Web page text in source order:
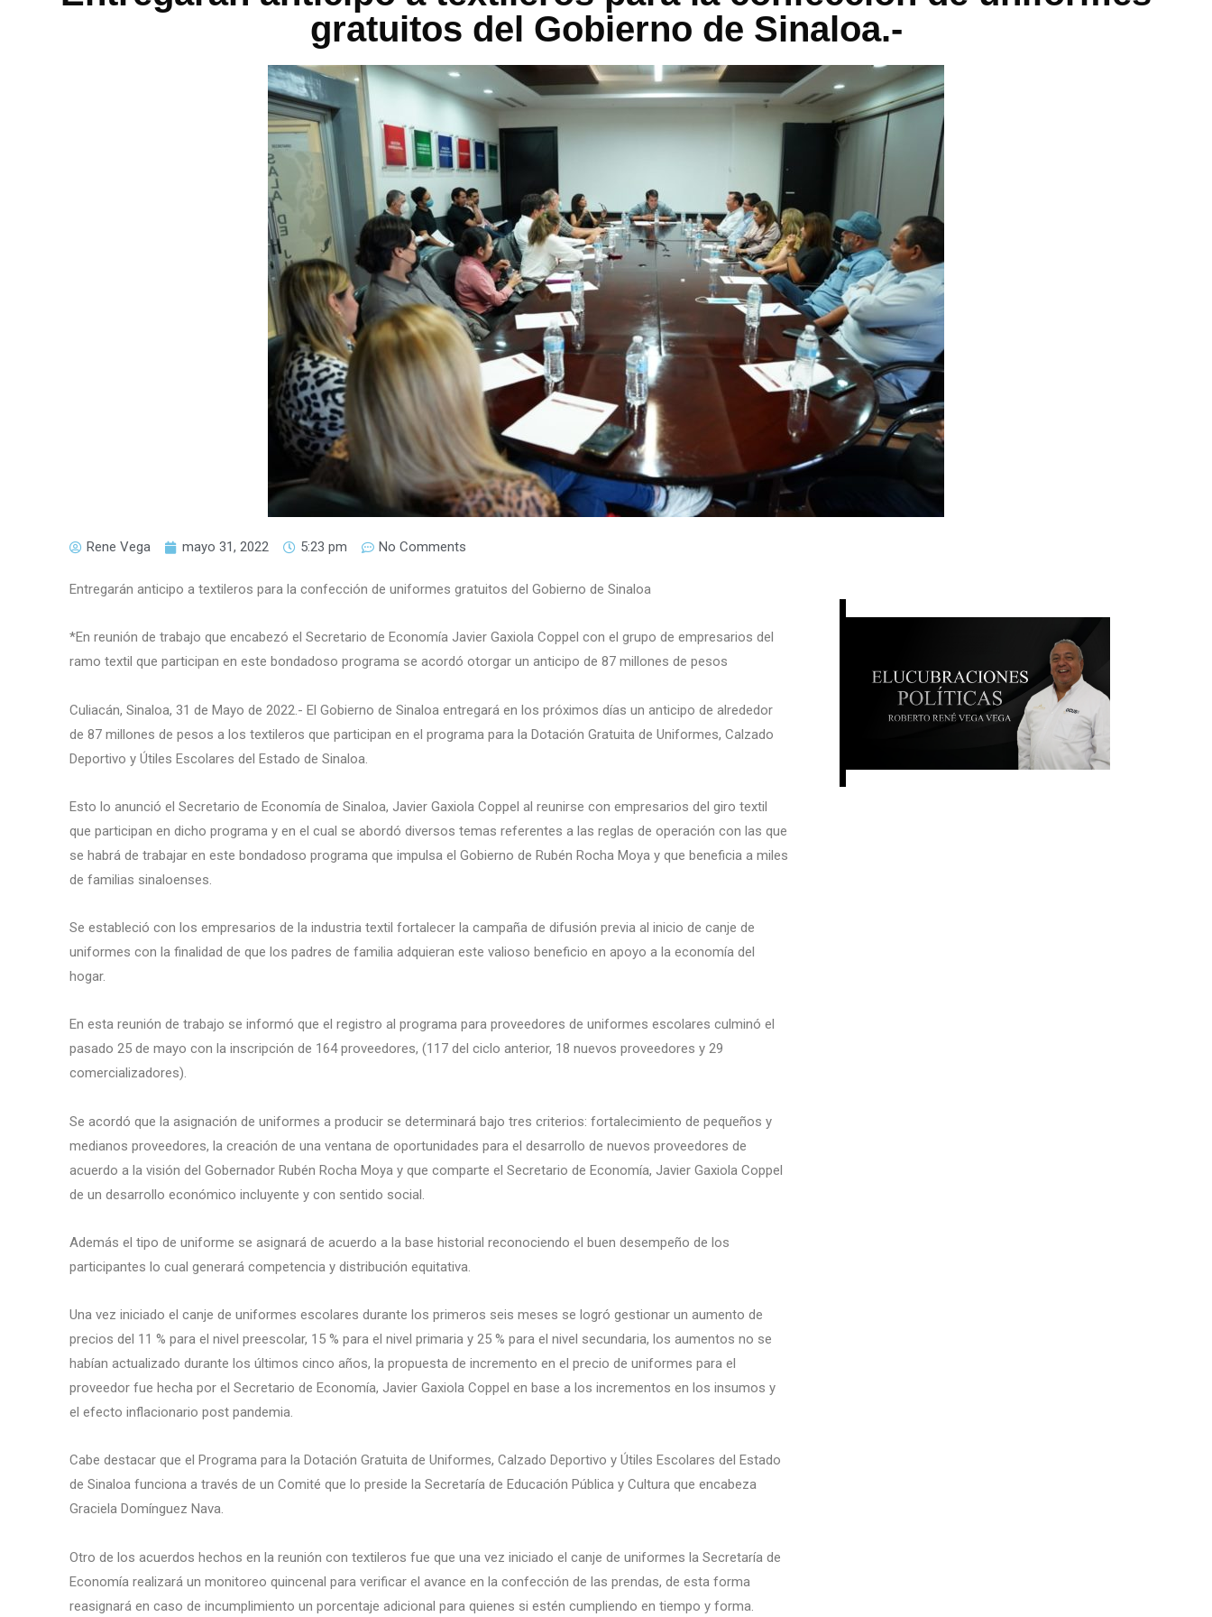
gratuitos del Gobierno de Sinaloa.-
Rene Vega mayo 31, 2022 5:23 pm No Comments
Entregarán anticipo a textileros para la confección de uniformes gratuitos del Gobierno de Sinaloa
*En reunión de trabajo que encabezó el Secretario de Economía Javier Gaxiola Coppel con el grupo de empresarios del
ramo textil que participan en este bondadoso programa se acordó otorgar un anticipo de 87 millones de pesos
Culiacán, Sinaloa, 31 de Mayo de 2022.- El Gobierno de Sinaloa entregará en los próximos días un anticipo de alrededor
de 87 millones de pesos a los textileros que participan en el programa para la Dotación Gratuita de Uniformes, Calzado
Deportivo y Útiles Escolares del Estado de Sinaloa.
Esto lo anunció el Secretario de Economía de Sinaloa, Javier Gaxiola Coppel al reunirse con empresarios del giro textil
que participan en dicho programa y en el cual se abordó diversos temas referentes a las reglas de operación con las que
se habrá de trabajar en este bondadoso programa que impulsa el Gobierno de Rubén Rocha Moya y que beneficia a miles
de familias sinaloenses.
Se estableció con los empresarios de la industria textil fortalecer la campaña de difusión previa al inicio de canje de
uniformes con la finalidad de que los padres de familia adquieran este valioso beneficio en apoyo a la economía del
hogar.
En esta reunión de trabajo se informó que el registro al programa para proveedores de uniformes escolares culminó el
pasado 25 de mayo con la inscripción de 164 proveedores, (117 del ciclo anterior, 18 nuevos proveedores y 29
comercializadores).
Se acordó que la asignación de uniformes a producir se determinará bajo tres criterios: fortalecimiento de pequeños y
medianos proveedores, la creación de una ventana de oportunidades para el desarrollo de nuevos proveedores de
acuerdo a la visión del Gobernador Rubén Rocha Moya y que comparte el Secretario de Economía, Javier Gaxiola Coppel
de un desarrollo económico incluyente y con sentido social.
Además el tipo de uniforme se asignará de acuerdo a la base historial reconociendo el buen desempeño de los
participantes lo cual generará competencia y distribución equitativa.
Una vez iniciado el canje de uniformes escolares durante los primeros seis meses se logró gestionar un aumento de
precios del 11 % para el nivel preescolar, 15 % para el nivel primaria y 25 % para el nivel secundaria, los aumentos no se
habían actualizado durante los últimos cinco años, la propuesta de incremento en el precio de uniformes para el
proveedor fue hecha por el Secretario de Economía, Javier Gaxiola Coppel en base a los incrementos en los insumos y
el efecto inflacionario post pandemia.
Cabe destacar que el Programa para la Dotación Gratuita de Uniformes, Calzado Deportivo y Útiles Escolares del Estado
de Sinaloa funciona a través de un Comité que lo preside la Secretaría de Educación Pública y Cultura que encabeza
Graciela Domínguez Nava.
Otro de los acuerdos hechos en la reunión con textileros fue que una vez iniciado el canje de uniformes la Secretaría de
Economía realizará un monitoreo quincenal para verificar el avance en la confección de las prendas, de esta forma
reasignará en caso de incumplimiento un porcentaje adicional para quienes si estén cumpliendo en tiempo y forma.